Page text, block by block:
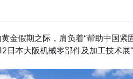
假期之际，肩负着“帮助中国紧
日本大阪机械零部件及加工技术展